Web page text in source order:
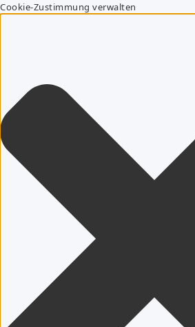
Cookie-Zustimmung verwalten